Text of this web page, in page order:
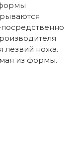
лезвий ножа.
из формы.